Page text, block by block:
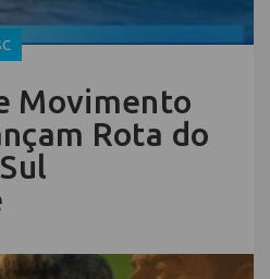
Movimento
Rota do